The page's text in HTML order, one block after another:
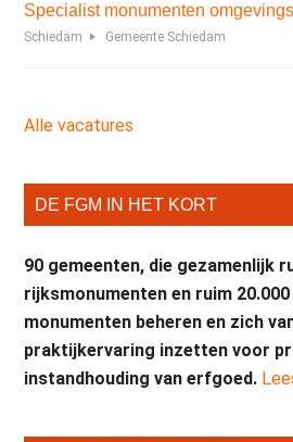
Specialist monumenten
Schiedam Gemeente Schiedam
Alle vacatures
DE FGM IN HET KORT
90 gemeenten, die gezamenlijk
rijksmonumenten en ruim
monumenten beheren en zich
praktijkervaring inzetten voor
instandhouding van erfgoed.